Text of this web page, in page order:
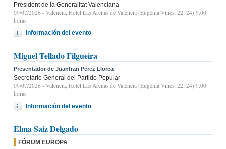
President de la Generalitat Valenciana
09/07/2026 - Valencia, Hotel Las Arenas de Valencia (Eugènia Viñes, 22, 24) 9.00
horas
Información del evento
Miguel Tellado Filgueira
Presentador de Juanfran Pérez Llorca
Secretario General del Partido Popular
09/07/2026 - Valencia, Hotel Las Arenas de Valencia (Eugènia Viñes, 22, 24) 9.00
horas
Información del evento
Elma Saiz Delgado
FÓRUM EUROPA